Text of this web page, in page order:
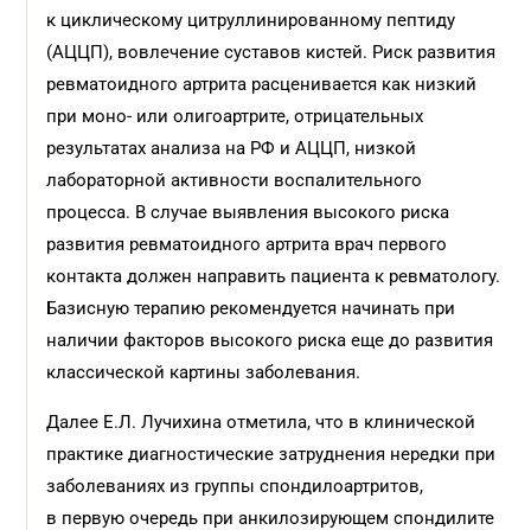
к циклическому цитруллинированному пептиду
(АЦЦП), вовлечение суставов кистей. Риск развития
ревматоидного артрита расценивается как низкий
при моно- или олигоартрите, отрицательных
результатах анализа на РФ и АЦЦП, низкой
лабораторной активности воспалительного
процесса. В случае выявления высокого риска
развития ревматоидного артрита врач первого
контакта должен направить пациента к ревматологу.
Базисную терапию рекомендуется начинать при
наличии факторов высокого риска еще до развития
классической картины заболевания.
Далее Е.Л. Лучихина отметила, что в клинической
практике диагностические затруднения нередки при
заболеваниях из группы спондилоартритов,
в первую очередь при анкилозирующем спондилите